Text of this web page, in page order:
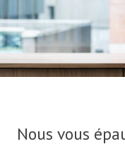
Nous vous